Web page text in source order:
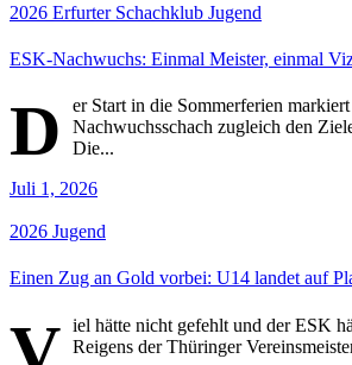
2026 Erfurter Schachklub Jugend
ESK-Nachwuchs: Einmal Meister, einmal
D
er Start in die Sommerferien
Nachwuchsschach zugleich den
Die...
Juli 1, 2026
2026 Jugend
Einen Zug an Gold vorbei: U14 landet auf
iel hätte nicht gefehlt und der ESK
Reigens der Thüringer